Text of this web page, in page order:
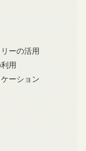
ーの活用
用
ーション